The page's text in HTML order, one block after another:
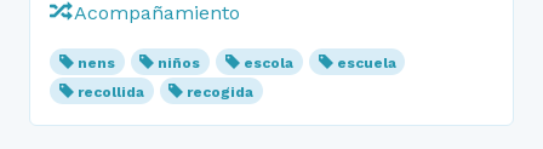
Acompañamiento
nens niños escola
escuela
recollida
recogida